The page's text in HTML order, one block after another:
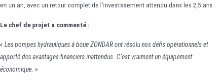
en un an, avec un retour complet de l’investissement attendu dans les 2,5 ans
Le chef de projet a commenté :
« Les pompes hydrauliques à boue ZONDAR ont résolu nos défis opérationnels et
apporté des avantages financiers inattendus. C’est vraiment un équipement
économique. »